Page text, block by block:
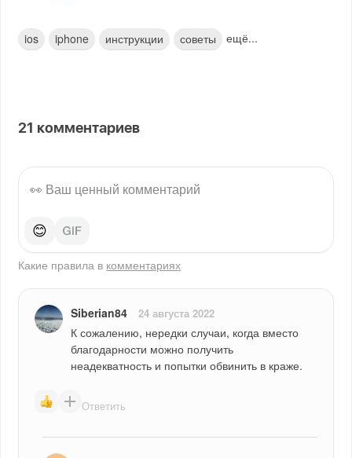
ios iphone инструкции советы ещё...
21 комментариев
😊
Какие правила в комментариях
Siberian84 24 августа 2022
К сожалению, нередки случаи, когда вместо
благодарности можно получить
неадекватность и попытки обвинить в краже.
Ответить